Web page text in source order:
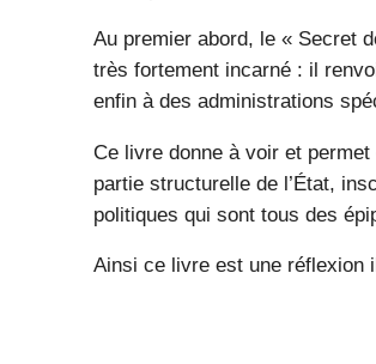
Au premier abord, le « Secret
très fortement incarné : il
enfin à des administrations
Ce livre donne à voir et
partie structurelle de l’État,
politiques qui sont tous des
Ainsi ce livre est une réflexion